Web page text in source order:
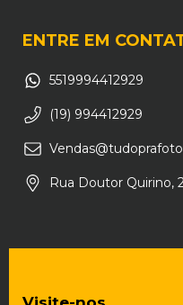
ENTRE EM
5519994412929
(19) 994412929
Rua Doutor Quirino,